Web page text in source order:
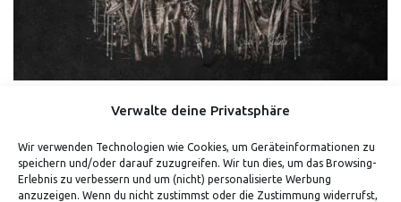
Verwalte deine Privatsphäre
Wir verwenden Technologien wie Cookies, um Geräteinformationen zu
speichern und/oder darauf zuzugreifen. Wir tun dies, um das Browsing-
Erlebnis zu verbessern und um (nicht) personalisierte Werbung
anzuzeigen. Wenn du nicht zustimmst oder die Zustimmung widerrufst,
DRAUGR – SHIRT
Bewertet mit 5.00 von 5
geprüfte Gesamtbewertungen